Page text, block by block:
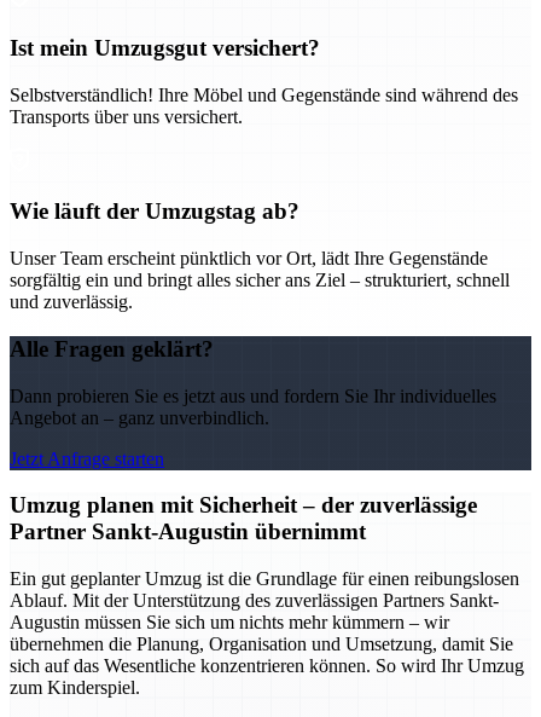
Ist mein Umzugsgut versichert?
Selbstverständlich! Ihre Möbel und Gegenstände sind während des
Transports über uns versichert.
Wie läuft der Umzugstag ab?
Unser Team erscheint pünktlich vor Ort, lädt Ihre Gegenstände
sorgfältig ein und bringt alles sicher ans Ziel – strukturiert, schnell
und zuverlässig.
Alle Fragen geklärt?
Dann probieren Sie es jetzt aus und fordern Sie Ihr individuelles
Angebot an – ganz unverbindlich.
Jetzt Anfrage starten
Umzug planen mit Sicherheit – der zuverlässige
Partner Sankt-Augustin übernimmt
Ein gut geplanter Umzug ist die Grundlage für einen reibungslosen
Ablauf. Mit der Unterstützung des zuverlässigen Partners Sankt-
Augustin müssen Sie sich um nichts mehr kümmern – wir
übernehmen die Planung, Organisation und Umsetzung, damit Sie
sich auf das Wesentliche konzentrieren können. So wird Ihr Umzug
zum Kinderspiel.